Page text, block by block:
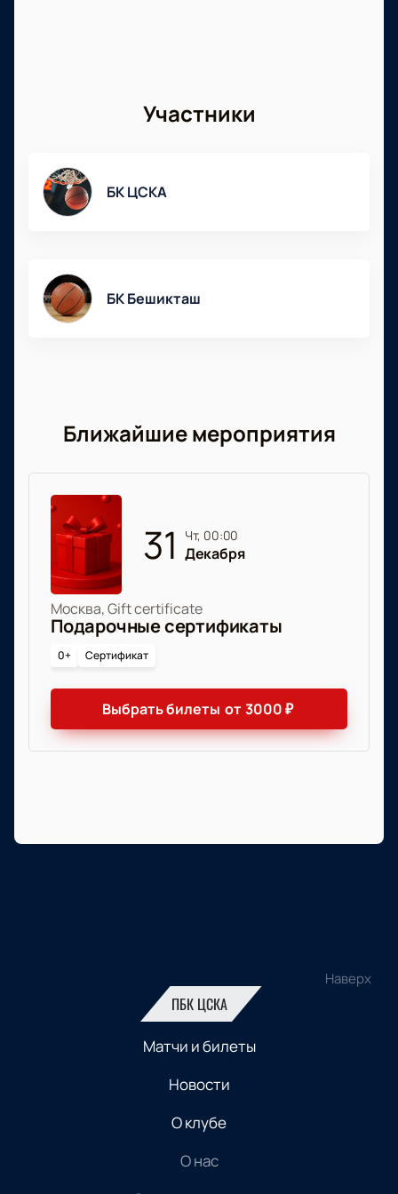
Участники
БК ЦСКА
БК Бешикташ
Ближайшие мероприятия
31 чт, 00:00
Декабря
Москва, Gift certificate
Подарочные сертификаты
0+ Сертификат
Выбрать билеты от 3000₽
Наверх
ПБК ЦСКА
Матчи и билеты
Новости
О клубе
О нас